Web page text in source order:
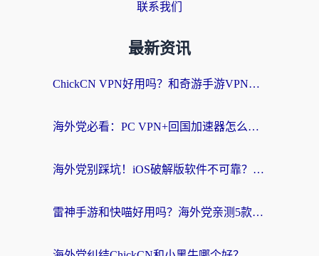
联系我们
最新资讯
ChickCN VPN好用吗？和奇游手游VPN对比哪个回国效果更好？海外党亲测实用指南
海外党必看：PC VPN+回国加速器怎么选？无缝访问国内资源全攻略
海外党别踩坑！iOS破解版软件不可靠？教你选对回国加速器无缝看国内资源
雷神手游和快喵好用吗？海外党亲测5款回国加速器，附斧牛Bling对比+微信视频号解决办法